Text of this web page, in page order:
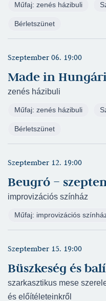
(rendező: Kocsis Pál)
Móricz Zsigmond -
Légy jó mindhalálig
kisasszony -
Dale Wasserman:
(2019/2020) -
Bagó Bertalan)
Balázs)
Eugene O'Neill:
Hazel Niles, Peter
Madách Imre: Az
(2019/2020) -
Kamaraszínház
László Miklós -
Illatszertár (2019/
Nagyszínház
Műfaj: zenés házibuli
Bérletszünet
Szeptember 06. 19:00
Made in
zenés házibuli
Műfaj: zenés házibuli
Bérletszünet
Szeptember 12. 19:00
Beugró –
improvizációs színház
Műfaj: improvizációs
Szeptember 15. 19:00
Büszkeség és
szarkasztikus mese
és előítéleteinkről